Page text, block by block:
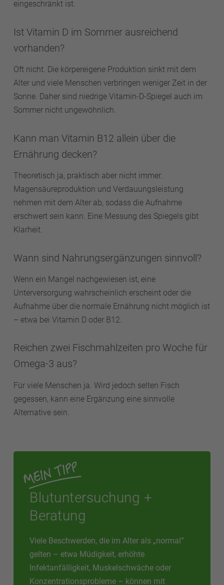
eingeschränkt ist.
Ist Vitamin D im Sommer ausreichend
vorhanden?
Oft nicht. Die körpereigene Produktion sinkt mit dem
Alter und viele Menschen verbringen weniger Zeit in der
Sonne. Daher sind niedrige Vitamin-D-Spiegel auch im
Sommer nicht ungewöhnlich.
Kann man Vitamin B12 allein über die
Ernährung decken?
Theoretisch ja, praktisch aber nicht immer.
Magensäureproduktion und Verdauungsleistung
nehmen mit dem Alter ab, sodass die Aufnahme
erschwert sein kann. Eine Messung des Spiegels gibt
Klarheit.
Wann sind Nahrungsergänzungen sinnvoll?
Wenn ein Mangel nachgewiesen ist, eine
Unterversorgung wahrscheinlich erscheint oder die
Aufnahme über die normale Ernährung nicht möglich ist
– etwa bei Vitamin D oder B12.
Reichen zwei Fischmahlzeiten pro Woche für
Omega-3 aus?
Für viele Menschen ja. Wird jedoch selten Fisch
gegessen, kann eine Ergänzung eine sinnvolle
Alternative sein.
Blutuntersuchung +
Beratung
Viele Beschwerden, die im Alter als „normal“
gelten – etwa Müdigkeit, erhöhte
Infektanfälligkeit, Muskelschwäche oder
Konzentrationsprobleme – können mit